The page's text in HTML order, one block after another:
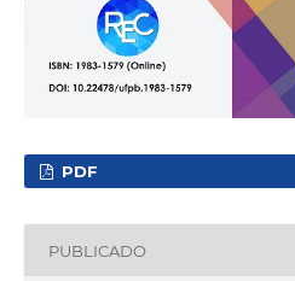
PDF
PUBLICADO